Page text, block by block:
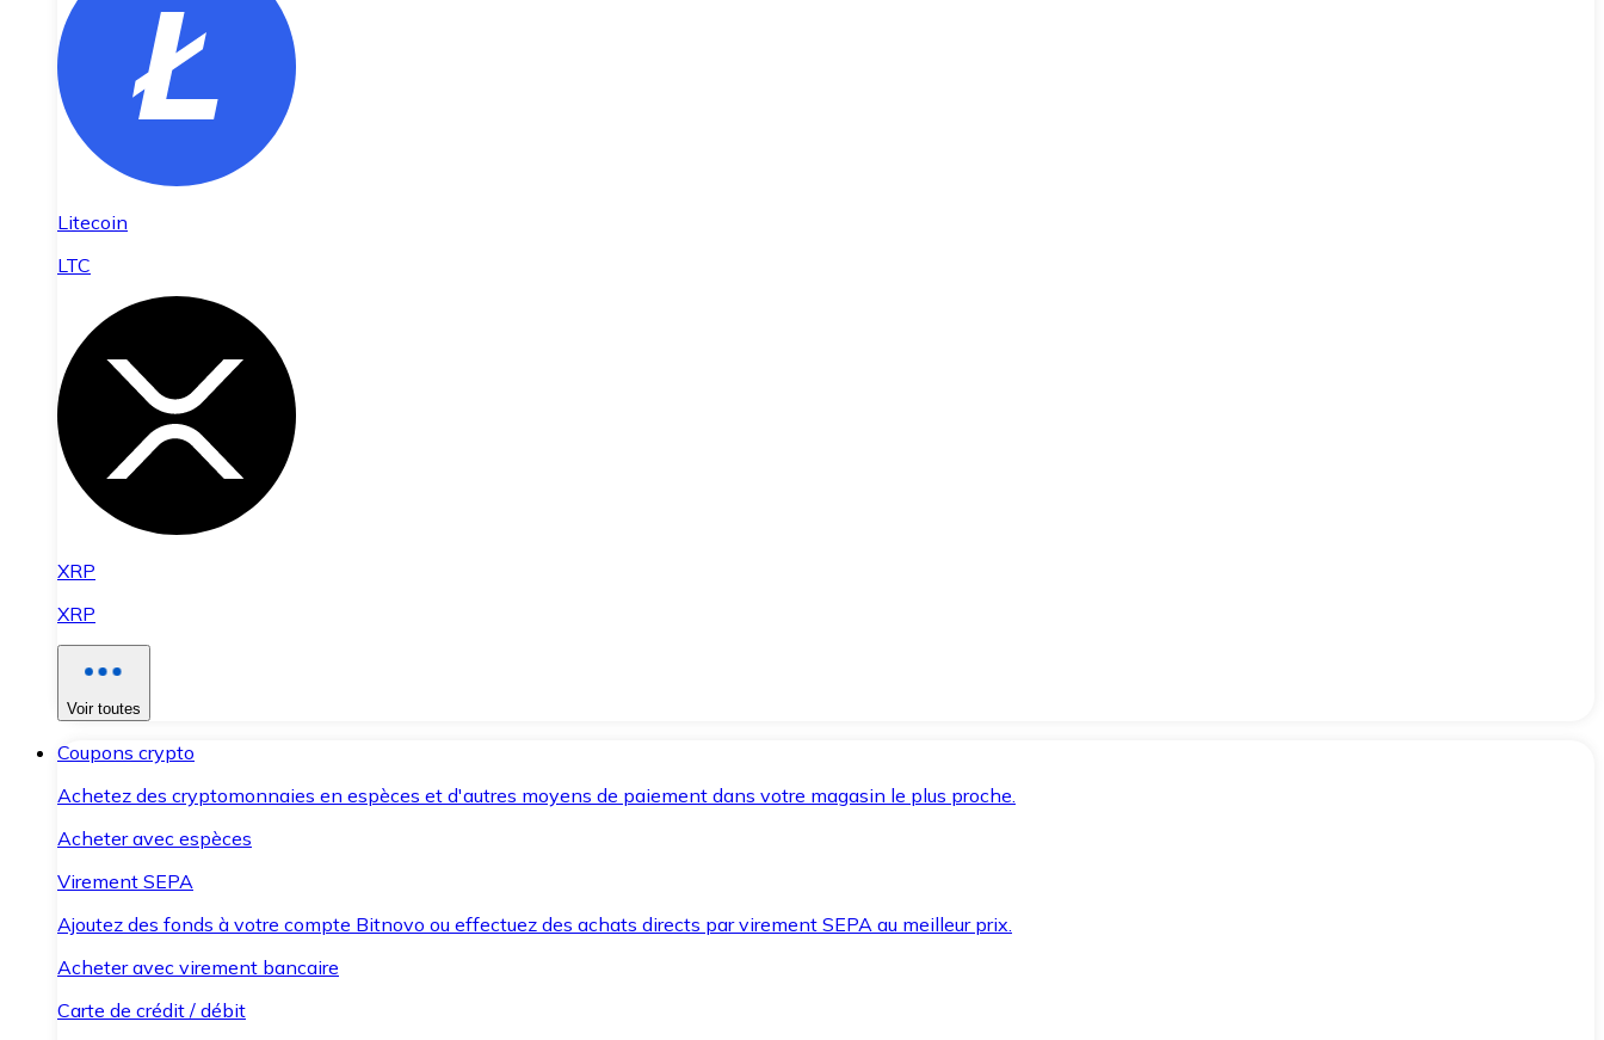
Litecoin
LTC
XRP
XRP
Voir toutes
Coupons crypto
Achetez des cryptomonnaies en espèces et d'autres moyens de paiement dans votre magasin le plus proche.
Acheter avec espèces
Virement SEPA
Ajoutez des fonds à votre compte Bitnovo ou effectuez des achats directs par virement SEPA au meilleur prix.
Acheter avec virement bancaire
Carte de crédit / débit